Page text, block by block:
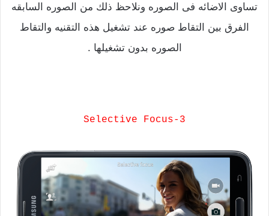
تساوى الاضائه فى الصوره ونلاحظ ذلك من الصوره السابقه
الفرق بين التقاط صوره عند تشغيل هذه التقنيه والتقاط
الصوره بدون تشغيلها .
3-Selective Focus